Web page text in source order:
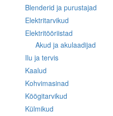
Blenderid ja purustajad
Elektritarvikud
Elektritööriistad
Akud ja akulaadijad
Ilu ja tervis
Kaalud
Kohvimasinad
Köögitarvikud
Külmikud